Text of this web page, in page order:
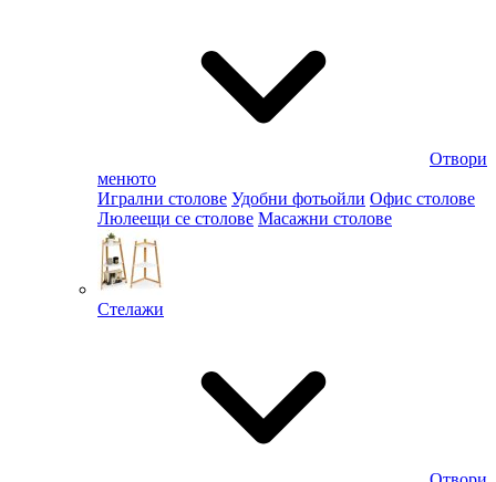
Отвори
менюто
Игрални столове Удобни фотьойли Офис столове
Люлеещи се столове Масажни столове
Стелажи